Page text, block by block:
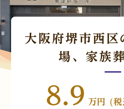
大阪府堺市西区
場、家族
8.9 万円 (